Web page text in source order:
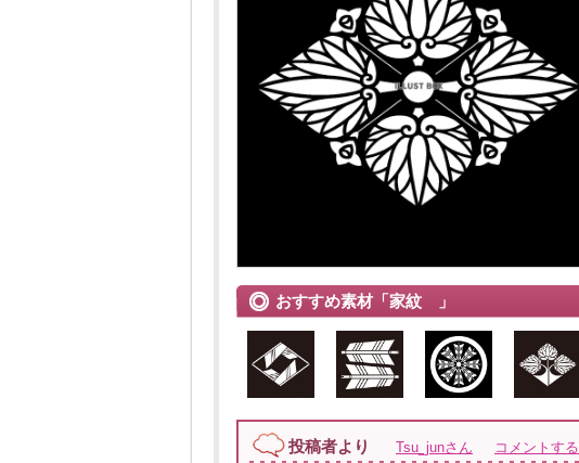
おすすめ素材「家紋 」
投稿者より Tsu_junさん コメントする